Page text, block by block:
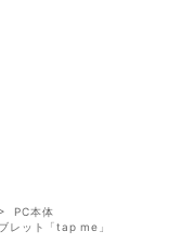
PC本体
レット「tap me」